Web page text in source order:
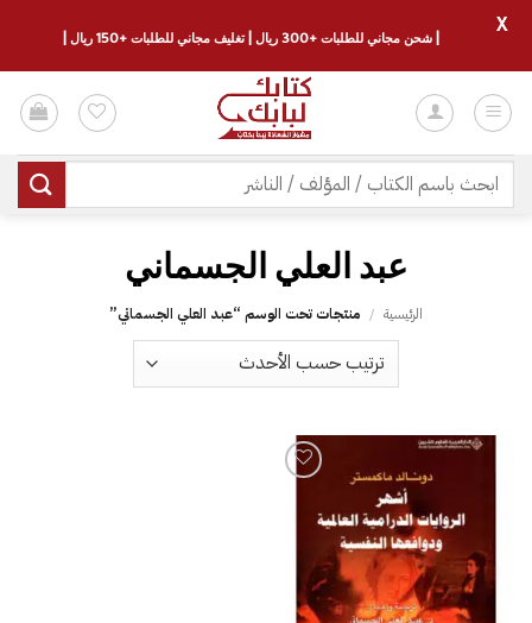
للمحتوى
البحث
عن:
عبد العلي الجسماني
الرئيسية / منتجات تحت الوسم “عبد العلي الجسماني”
| شحن مجاني للطلبات +300 ريال | تغليف مجاني للطلبات +150 ريال |
X